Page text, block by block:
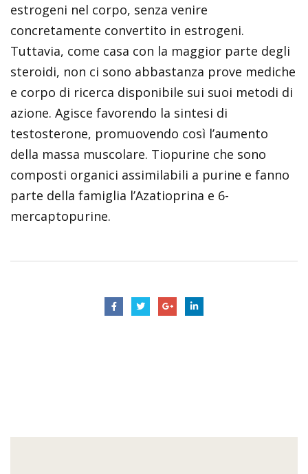
estrogeni nel corpo, senza venire
concretamente convertito in estrogeni.
Tuttavia, come casa con la maggior parte degli
steroidi, non ci sono abbastanza prove mediche
e corpo di ricerca disponibile sui suoi metodi di
azione. Agisce favorendo la sintesi di
testosterone, promuovendo così l’aumento
della massa muscolare. Tiopurine che sono
composti organici assimilabili a purine e fanno
parte della famiglia l’Azatioprina e 6-
mercaptopurine.